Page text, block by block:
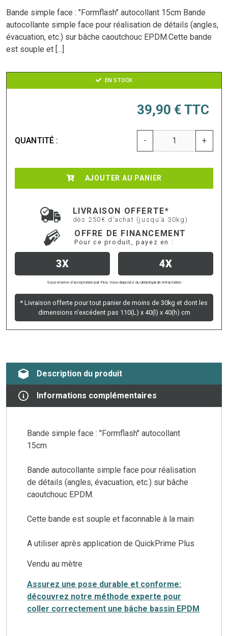
Bande simple face : "Formflash" autocollant 15cm Bande
autocollante simple face pour réalisation de détails (angles,
évacuation, etc.) sur bâche caoutchouc EPDM.Cette bande
est souple et [...]
EN STOCK
39,90 € TTC
QUANTITÉ : - +
AJOUTER AU PANIER
LIVRAISON OFFERTE*
dès 250€ d'achat (jusqu’à 30kg)
OFFRE DE FINANCEMENT
Pour ce produit, payez en :
3X 4X
Sous réserve d’acceptation par Floa. Vous disposez du délai légal de rétractation
* Livraison offerte pour tout panier de moins de 30kg et dont les
dimensions n'excédent pas 110(L) x 40(l) x 40(h) cm
Description du produit
Informations complémentaires
Bande simple face : "Formflash" autocollant
15cm
Bande autocollante simple face pour réalisation
de détails (angles, évacuation, etc.) sur bâche
caoutchouc EPDM.
Cette bande est souple et faconnable à la main
A utiliser après application de QuickPrime Plus
Vendu au mètre
Assurez une pose durable et conforme:
découvrez notre méthode experte pour
coller correctement une bâche bassin EPDM